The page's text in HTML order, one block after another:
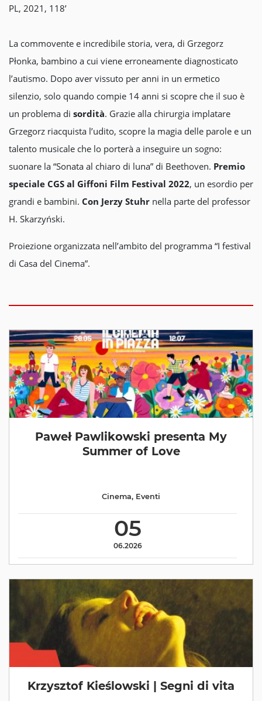
PL, 2021, 118’
La commovente e incredibile storia, vera, di Grzegorz
Płonka, bambino a cui viene erroneamente diagnosticato
l’autismo. Dopo aver vissuto per anni in un ermetico
silenzio, solo quando compie 14 anni si scopre che il suo è
un problema di sordità. Grazie alla chirurgia implatare
Grzegorz riacquista l’udito, scopre la magia delle parole e un
talento musicale che lo porterà a inseguire un sogno:
suonare la “Sonata al chiaro di luna” di Beethoven. Premio
speciale CGS al Giffoni Film Festival 2022, un esordio per
grandi e bambini. Con Jerzy Stuhr nella parte del professor
H. Skarzyński.
Proiezione organizzata nell’ambito del programma “I festival
di Casa del Cinema”.
Paweł Pawlikowski presenta My
Summer of Love
05
06.2026
Cinema, Eventi
Krzysztof Kieślowski | Segni di vita